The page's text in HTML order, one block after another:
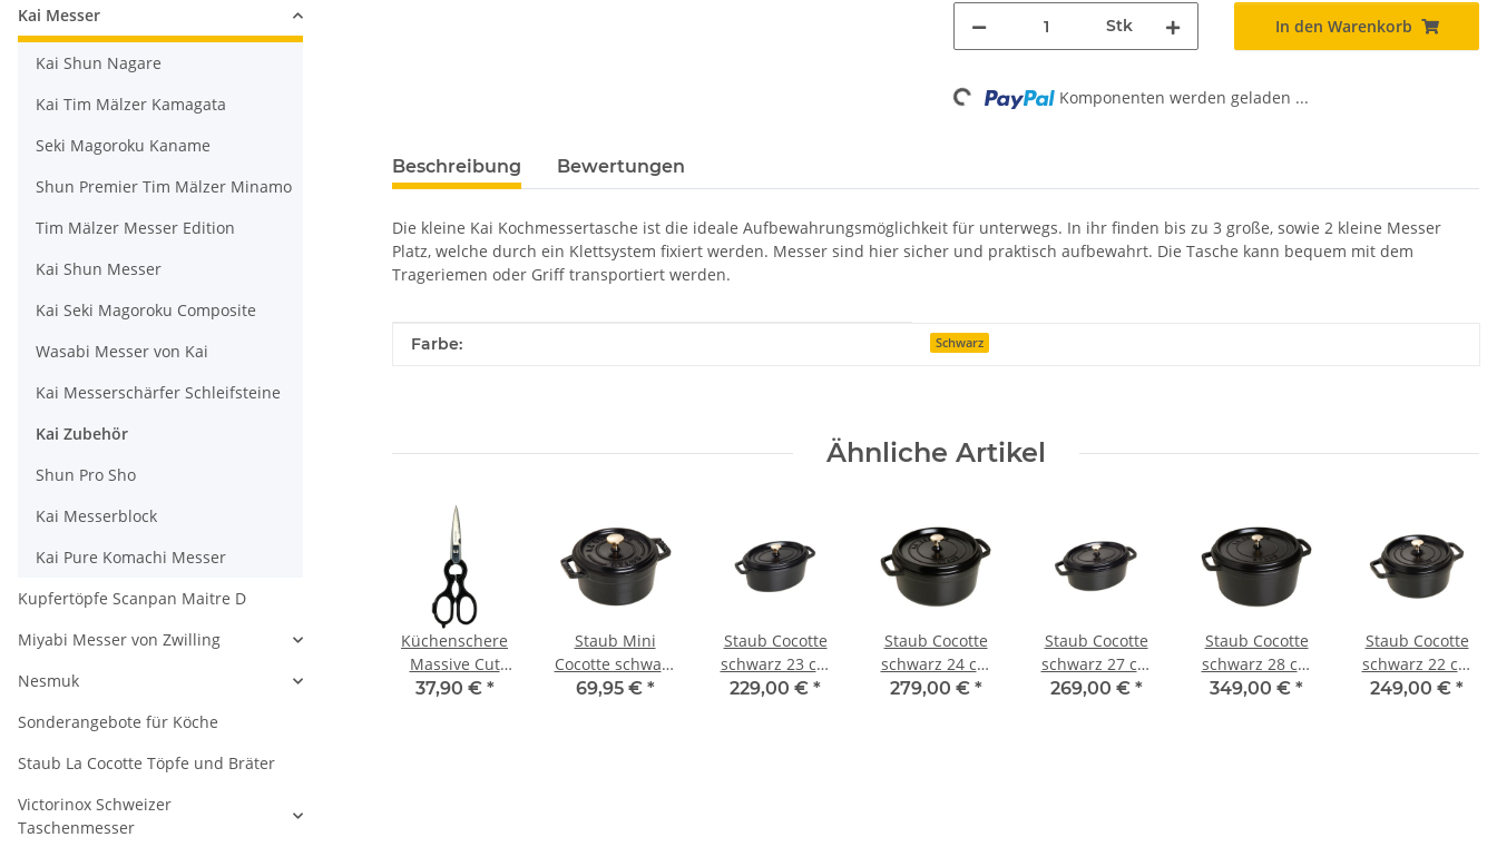
Stk In den Warenkorb
Loading... Komponenten werden geladen ...
Beschreibung Bewertungen
Die kleine Kai Kochmessertasche ist die ideale Aufbewahrungsmöglichkeit für unterwegs. In ihr finden bis zu 3 große, sowie 2 kleine Messer
Platz, welche durch ein Klettsystem fixiert werden. Messer sind hier sicher und praktisch aufbewahrt. Die Tasche kann bequem mit dem
Trageriemen oder Griff transportiert werden.
Produkteigenschaft
Wert
Farbe: Schwarz
Ähnliche Artikel
Staub Cocotte
Staub Cocotte
rund 1,2 l
149,00 €
Küchenschere
Massive Cut
Schwarz
37,90 € *
Staub Mini
Cocotte schwarz
10 cm rund 0,25
69,95 € *
Staub Cocotte
schwarz 23 cm
oval 2,35 l
229,00 € *
Staub Cocotte
schwarz 24 cm
rund 3,8 l
279,00 € *
Staub Cocotte
schwarz 27 cm
oval 3,2 l
269,00 € *
Staub Cocotte
schwarz 28 cm
rund 6,7 l
349,00 € *
Staub Cocotte
schwarz 22 cm
rund 2,6 l
249,00 € *
Kai Messer
Kai Shun Nagare
Kai Tim Mälzer Kamagata
Seki Magoroku Kaname
Shun Premier Tim Mälzer Minamo
Tim Mälzer Messer Edition
Kai Shun Messer
Kai Seki Magoroku Composite
Wasabi Messer von Kai
Kai Messerschärfer Schleifsteine
Kai Zubehör
Shun Pro Sho
Kai Messerblock
Kai Pure Komachi Messer
Kupfertöpfe Scanpan Maitre D
Miyabi Messer von Zwilling
Nesmuk
Sonderangebote für Köche
Staub La Cocotte Töpfe und Bräter
Victorinox Schweizer
Taschenmesser